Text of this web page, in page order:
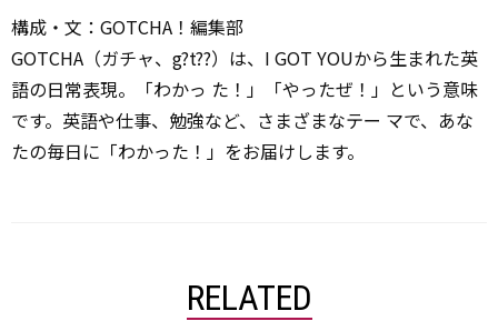
構成・文：GOTCHA！編集部
GOTCHA（ガチャ、g?t??）は、I GOT YOUから生まれた英
語の日常表現。「わかっ た！」「やったぜ！」という意味
です。英語や仕事、勉強など、さまざまなテー マで、あな
たの毎日に「わかった！」をお届けします。
RELATED